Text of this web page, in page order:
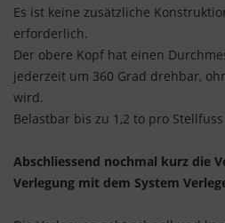
Es ist keine zusätzliche
erforderlich.
Der obere Kopf hat einen
jederzeit um 360 Grad drehbar,
wird.
Belastbar bis zu 1,2 to pro Stellfuss
Abschliessend nochmal kurz die
Verlegung mit dem System